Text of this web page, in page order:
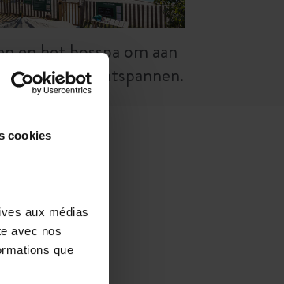
cookies
aux médias
avec nos
que
en het bosspa om aan
de dag te ontspannen.